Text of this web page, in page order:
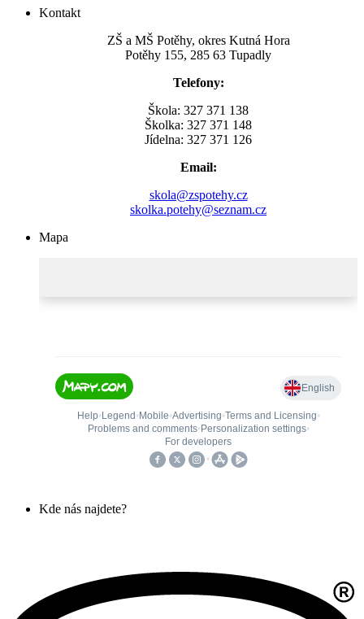
Kontakt
ZŠ a MŠ Potěhy, okres Kutná Hora
Potěhy 155, 285 63 Tupadly
Telefony:
Škola: 327 371 138
Školka: 327 371 148
Jídelna: 327 371 126
Email:
skola@zspotehy.cz
skolka.potehy@seznam.cz
Mapa
Kde nás najdete?